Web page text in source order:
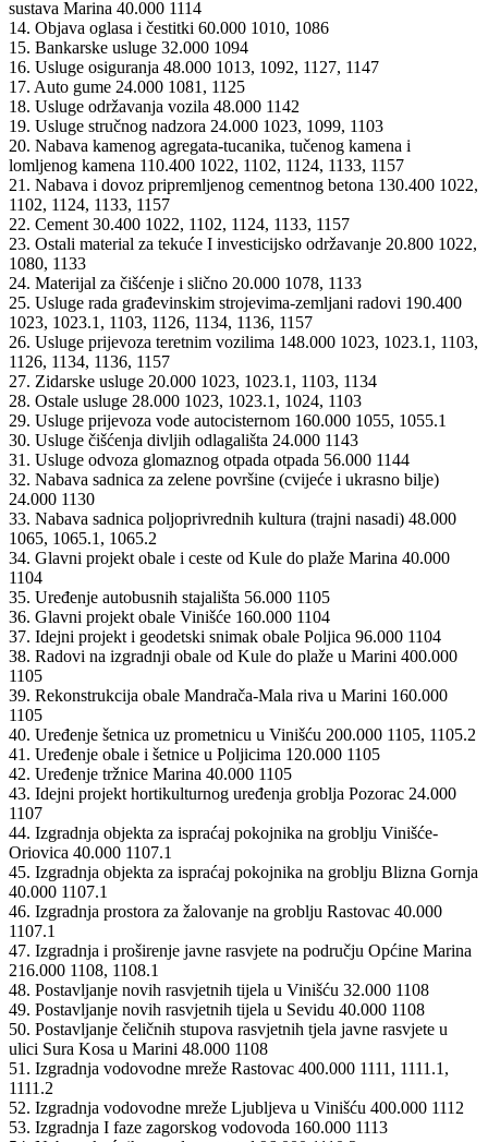
sustava Marina 40.000 1114
14. Objava oglasa i čestitki 60.000 1010, 1086
15. Bankarske usluge 32.000 1094
16. Usluge osiguranja 48.000 1013, 1092, 1127, 1147
17. Auto gume 24.000 1081, 1125
18. Usluge održavanja vozila 48.000 1142
19. Usluge stručnog nadzora 24.000 1023, 1099, 1103
20. Nabava kamenog agregata-tucanika, tučenog kamena i
lomljenog kamena 110.400 1022, 1102, 1124, 1133, 1157
21. Nabava i dovoz pripremljenog cementnog betona 130.400 1022,
1102, 1124, 1133, 1157
22. Cement 30.400 1022, 1102, 1124, 1133, 1157
23. Ostali material za tekuće I investicijsko održavanje 20.800 1022,
1080, 1133
24. Materijal za čišćenje i slično 20.000 1078, 1133
25. Usluge rada građevinskim strojevima-zemljani radovi 190.400
1023, 1023.1, 1103, 1126, 1134, 1136, 1157
26. Usluge prijevoza teretnim vozilima 148.000 1023, 1023.1, 1103,
1126, 1134, 1136, 1157
27. Zidarske usluge 20.000 1023, 1023.1, 1103, 1134
28. Ostale usluge 28.000 1023, 1023.1, 1024, 1103
29. Usluge prijevoza vode autocisternom 160.000 1055, 1055.1
30. Usluge čišćenja divljih odlagališta 24.000 1143
31. Usluge odvoza glomaznog otpada otpada 56.000 1144
32. Nabava sadnica za zelene površine (cvijeće i ukrasno bilje)
24.000 1130
33. Nabava sadnica poljoprivrednih kultura (trajni nasadi) 48.000
1065, 1065.1, 1065.2
34. Glavni projekt obale i ceste od Kule do plaže Marina 40.000
1104
35. Uređenje autobusnih stajališta 56.000 1105
36. Glavni projekt obale Vinišće 160.000 1104
37. Idejni projekt i geodetski snimak obale Poljica 96.000 1104
38. Radovi na izgradnji obale od Kule do plaže u Marini 400.000
1105
39. Rekonstrukcija obale Mandrača-Mala riva u Marini 160.000
1105
40. Uređenje šetnica uz prometnicu u Vinišću 200.000 1105, 1105.2
41. Uređenje obale i šetnice u Poljicima 120.000 1105
42. Uređenje tržnice Marina 40.000 1105
43. Idejni projekt hortikulturnog uređenja groblja Pozorac 24.000
1107
44. Izgradnja objekta za ispraćaj pokojnika na groblju Vinišće-
Oriovica 40.000 1107.1
45. Izgradnja objekta za ispraćaj pokojnika na groblju Blizna Gornja
40.000 1107.1
46. Izgradnja prostora za žalovanje na groblju Rastovac 40.000
1107.1
47. Izgradnja i proširenje javne rasvjete na području Općine Marina
216.000 1108, 1108.1
48. Postavljanje novih rasvjetnih tijela u Vinišću 32.000 1108
49. Postavljanje novih rasvjetnih tijela u Sevidu 40.000 1108
50. Postavljanje čeličnih stupova rasvjetnih tjela javne rasvjete u
ulici Sura Kosa u Marini 48.000 1108
51. Izgradnja vodovodne mreže Rastovac 400.000 1111, 1111.1,
1111.2
52. Izgradnja vodovodne mreže Ljubljeva u Vinišću 400.000 1112
53. Izgradnja I faze zagorskog vodovoda 160.000 1113